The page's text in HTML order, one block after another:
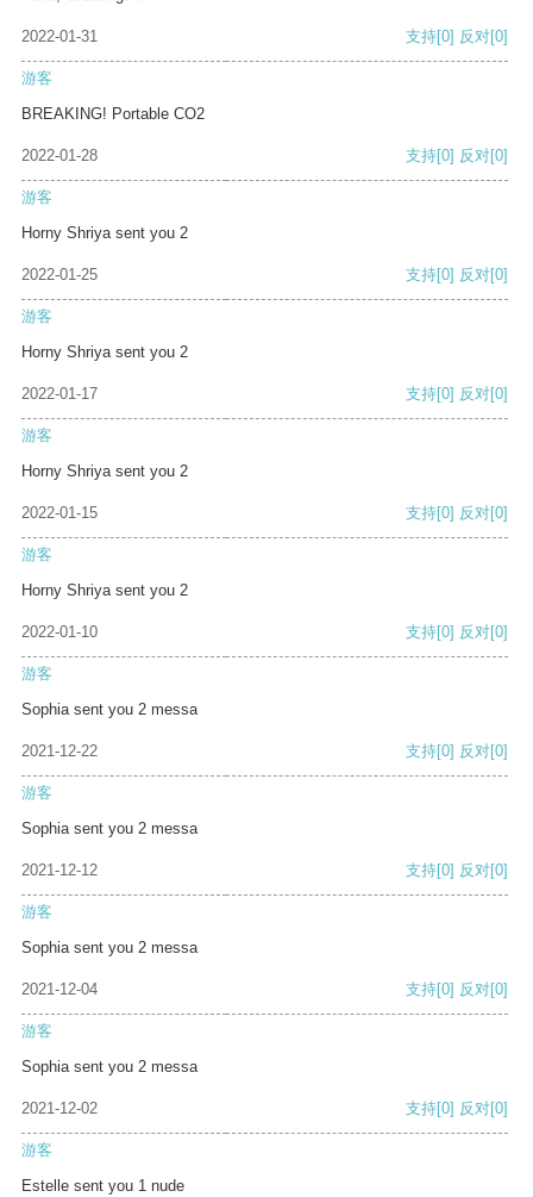
2022-01-31 支持[0] 反对[0]
游客
BREAKING! Portable CO2
2022-01-28 支持[0] 反对[0]
游客
Horny Shriya sent you 2
2022-01-25 支持[0] 反对[0]
游客
Horny Shriya sent you 2
2022-01-17 支持[0] 反对[0]
游客
Horny Shriya sent you 2
2022-01-15 支持[0] 反对[0]
游客
Horny Shriya sent you 2
2022-01-10 支持[0] 反对[0]
游客
Sophia sent you 2 messa
2021-12-22 支持[0] 反对[0]
游客
Sophia sent you 2 messa
2021-12-12 支持[0] 反对[0]
游客
Sophia sent you 2 messa
2021-12-04 支持[0] 反对[0]
游客
Sophia sent you 2 messa
2021-12-02 支持[0] 反对[0]
游客
Estelle sent you 1 nude